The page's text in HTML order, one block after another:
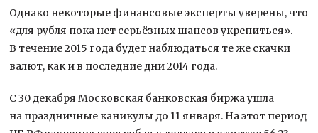
Однако некоторые финансовые эксперты уверены, что
«для рубля пока нет серьёзных шансов укрепиться».
В течение 2015 года будет наблюдаться те же скачки
валют, как и в последние дни 2014 года.
С 30 декабря Московская банковская биржа ушла
на праздничные каникулы до 11 января. На этот период